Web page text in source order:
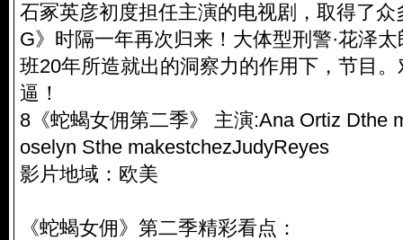
石冢英彦初度担任主演的电视剧，取得了
G》时隔一年再次归来！大体型刑警·花泽
班20年所造就出的洞察力的作用下，节目
逼！
8《蛇蝎女佣第二季》 主演:Ana Ortiz Dthe
oselyn Sthe makestchezJudyReyes
影片地域：欧美
《蛇蝎女佣》第二季精彩看点：